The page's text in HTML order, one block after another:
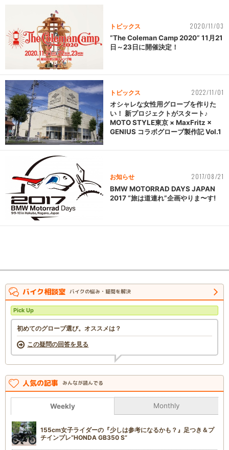
トピックス 2020/11/03
“The Coleman Camp 2020” 11月21
日～23日に開催決定！
トピックス 2022/11/01
オシャレな女性用グローブを作りた
い！ 新プロジェクトがスタート♪
MOTO STYLE東京 × MaxFritz ×
GENIUS コラボグローブ製作記 Vol.1
お知らせ 2017/08/21
BMW MOTORRAD DAYS JAPAN
2017 “旅は道連れ”企画やりま〜す!
バイク相談室 バイクの悩み・疑問を解決
Pick Up
初めてのグローブ選び。オススメは？
この疑問の回答を見る
人気の記事 みんなが読んでる
Weekly Monthly
155cm女子ライダーの『少しは参考になるかも？』足つき＆プ
チインプレ“HONDA GB350 S”